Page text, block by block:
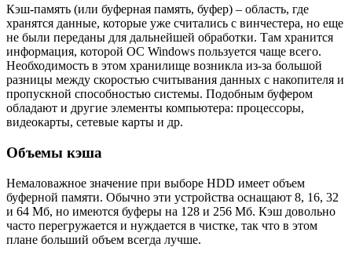
Кэш-память (или буферная память, буфер) – область, где
хранятся данные, которые уже считались с винчестера, но еще
не были переданы для дальнейшей обработки. Там хранится
информация, которой ОС Windows пользуется чаще всего.
Необходимость в этом хранилище возникла из-за большой
разницы между скоростью считывания данных с накопителя и
пропускной способностью системы. Подобным буфером
обладают и другие элементы компьютера: процессоры,
видеокарты, сетевые карты и др.
Объемы кэша
Немаловажное значение при выборе HDD имеет объем
буферной памяти. Обычно эти устройства оснащают 8, 16, 32
и 64 Мб, но имеются буферы на 128 и 256 Мб. Кэш довольно
часто перегружается и нуждается в чистке, так что в этом
плане больший объем всегда лучше.